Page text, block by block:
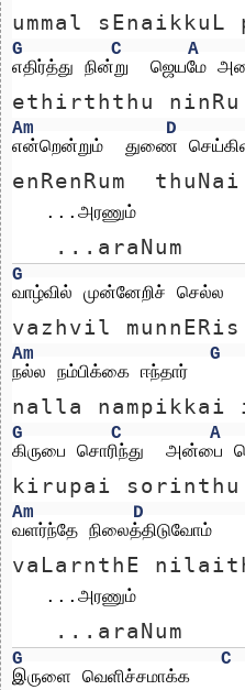
ummal sEnaikkuL
G C A
எதிர்த்து நின்று  ஜெயமே
ethirththu ninRu
Am D
என்றென்றும்  துணை
enRenRum
   ...அரணும்
   ...araNum
G
வாழ்வில் முன்னேறிச் செல்ல
vazhvil
Am
G
நல்ல நம்பிக்கை ஈந்தார்
nalla
G C A
கிருபை சொரிந்து  அன்பை
kirupai
Am D
வளர்ந்தே நிலைத்திடுவோம்
vaLarnthE
   ...அரணும்
   ...araNum
G
C
இருளை வெளிச்சமாக்க